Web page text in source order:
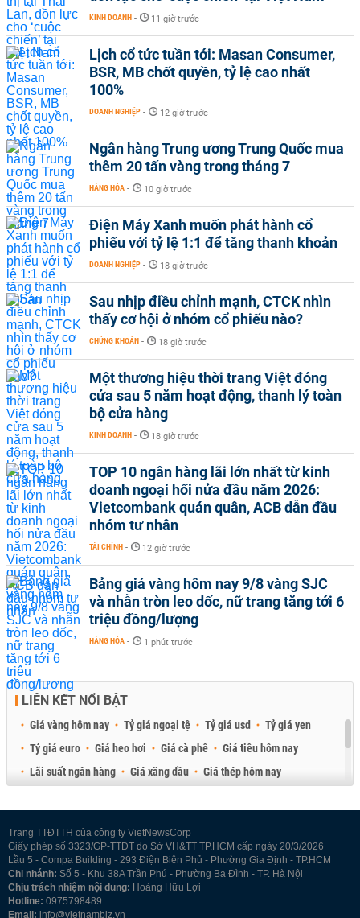
KINH DOANH - 11 giờ trước
Lịch cổ tức tuần tới: Masan Consumer,
BSR, MB chốt quyền, tỷ lệ cao nhất
100%
DOANH NGHIỆP - 12 giờ trước
Ngân hàng Trung ương Trung Quốc mua
thêm 20 tấn vàng trong tháng 7
HÀNG HÓA - 10 giờ trước
Điện Máy Xanh muốn phát hành cổ
phiếu với tỷ lệ 1:1 để tăng thanh khoản
DOANH NGHIỆP - 18 giờ trước
Sau nhịp điều chỉnh mạnh, CTCK nhìn
thấy cơ hội ở nhóm cổ phiếu nào?
CHỨNG KHOÁN - 18 giờ trước
Một thương hiệu thời trang Việt đóng
cửa sau 5 năm hoạt động, thanh lý toàn
bộ cửa hàng
KINH DOANH - 18 giờ trước
TOP 10 ngân hàng lãi lớn nhất từ kinh
doanh ngoại hối nửa đầu năm 2026:
Vietcombank quán quân, ACB dẫn đầu
nhóm tư nhân
TÀI CHÍNH - 12 giờ trước
Bảng giá vàng hôm nay 9/8 vàng SJC
và nhẫn tròn leo dốc, nữ trang tăng tới 6
triệu đồng/lượng
HÀNG HÓA - 1 phút trước
LIÊN KẾT NỔI BẬT
Giá vàng hôm nay Tỷ giá ngoại tệ Tỷ giá usd
Tỷ giá yen
Tỷ giá euro
Giá heo hơi Giá cà phê
Giá tiêu hôm nay
Lãi suất ngân hàng
Giá xăng dầu
Giá thép hôm nay
Trang TTĐTTH của công ty VietNewsCorp
Giấy phép số 3323/GP-TTĐT do Sở VH&TT TP.HCM cấp ngày 20/3/2026
Lầu 5 - Compa Building - 293 Điện Biên Phủ - Phường Gia Định - TP.HCM
Chi nhánh: Số 5 - Khu 38A Trần Phú - Phường Ba Đình - TP. Hà Nội
Chịu trách nhiệm nội dung: Hoàng Hữu Lợi
Hotline: 0975798489
Email: info@vietnambiz.vn